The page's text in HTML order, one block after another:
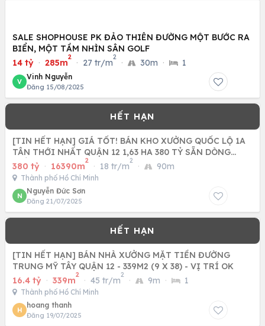
SALE SHOPHOUSE PK ĐẢO THIÊN ĐƯỜNG MỘT BƯỚC RA
BIỂN, MỘT TẦM NHÌN SÂN GOLF
14 tỷ · 285m
2
· 27 tr/m
2
· 30m · 1
V
Vinh Nguyễn
Đăng 15/08/2025
[TIN HẾT HẠN] GIÁ TỐT! BÁN KHO XƯỞNG QUỐC LỘ 1A
TÂN THỚI NHẤT QUẬN 12 1,63 HA 380 TỶ SẴN DÒNG
TIỀN 24 TỶ NĂM
380 tỷ · 16390m
2
· 18 tr/m
2
· 90m
Thành phố Hồ Chí Minh
N
Nguyễn Đức Sơn
Đăng 21/07/2025
[TIN HẾT HẠN] BÁN NHÀ XƯỞNG MẶT TIỀN ĐƯỜNG
TRUNG MỸ TÂY QUẬN 12 - 339M2 (9 X 38) - VỊ TRÍ OK
16.4 tỷ · 339m
2
· 45 tr/m
2
· 9m · 1
Thành phố Hồ Chí Minh
H
hoang thanh
Đăng 19/07/2025